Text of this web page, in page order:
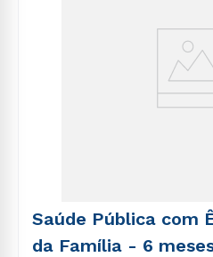
Saúde Pública com
da Família - 6